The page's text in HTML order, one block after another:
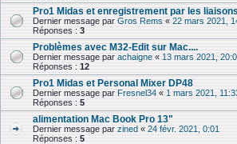
Pro1 Midas et enregistrement par les
Dernier message par Gros Rems « 22 mars 2021,
Réponses : 3
Problèmes avec M32-Edit sur Mac....
Dernier message par achaigne « 13 mars 2021,
Réponses : 12
Pro1 Midas et Personal Mixer DP48
Dernier message par Fresnel34 « 1 mars 2021,
Réponses : 5
alimentation Mac Book Pro 13"
Dernier message par zined « 24 févr. 2021, 0:01
Réponses : 5